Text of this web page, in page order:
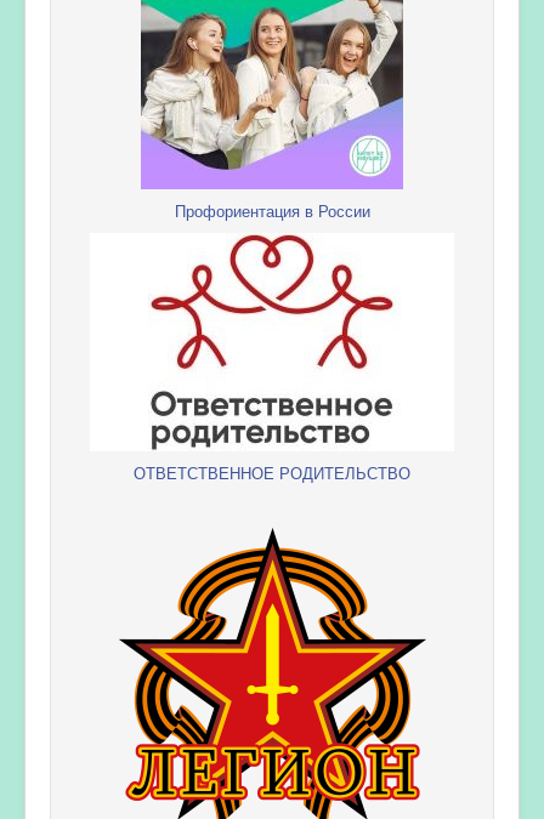
Профориентация в России
ОТВЕТСТВЕННОЕ РОДИТЕЛЬСТВО